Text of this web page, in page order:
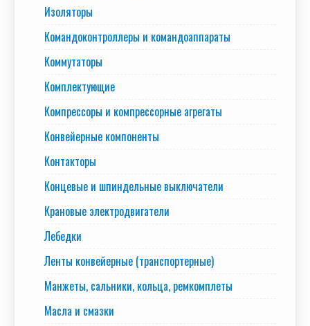
Изоляторы
Командоконтроллеры и командоаппараты
Коммутаторы
Комплектующие
Компрессоры и компрессорные агрегаты
Конвейерные компоненты
Контакторы
Концевые и шпиндельные выключатели
Крановые электродвигатели
Лебедки
Ленты конвейерные (транспортерные)
Манжеты, сальники, кольца, ремкомплеты
Масла и смазки